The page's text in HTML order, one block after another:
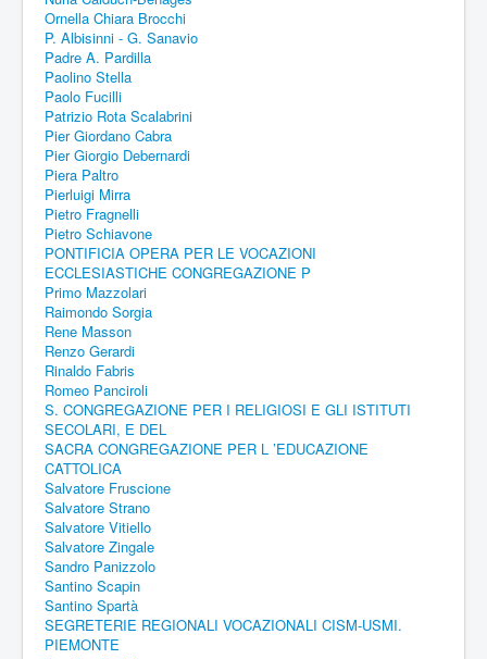
Ornella Chiara Brocchi
P. Albisinni - G. Sanavio
Padre A. Pardilla
Paolino Stella
Paolo Fucilli
Patrizio Rota Scalabrini
Pier Giordano Cabra
Pier Giorgio Debernardi
Piera Paltro
Pierluigi Mirra
Pietro Fragnelli
Pietro Schiavone
PONTIFICIA OPERA PER LE VOCAZIONI
ECCLESIASTICHE CONGREGAZIONE P
Primo Mazzolari
Raimondo Sorgia
Rene Masson
Renzo Gerardi
Rinaldo Fabris
Romeo Panciroli
S. CONGREGAZIONE PER I RELIGIOSI E GLI ISTITUTI
SECOLARI, E DEL
SACRA CONGREGAZIONE PER L ’EDUCAZIONE
CATTOLICA
Salvatore Fruscione
Salvatore Strano
Salvatore Vitiello
Salvatore Zingale
Sandro Panizzolo
Santino Scapin
Santino Spartà
SEGRETERIE REGIONALI VOCAZIONALI CISM-USMI.
PIEMONTE